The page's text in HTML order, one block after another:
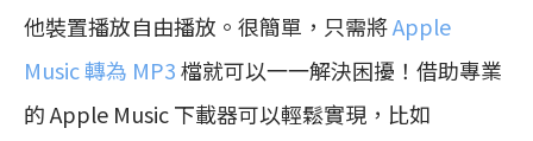
他裝置播放自由播放。很簡單，只需將Apple
Music 轉為 MP3檔就可以一一解決困擾！借助專業
的 Apple Music 下載器可以輕鬆實現，比如